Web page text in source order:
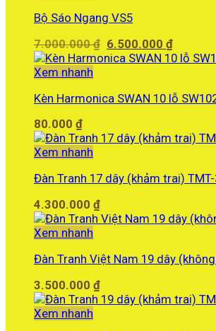
Bộ Sáo Ngang VS5
7.000.000₫ Giá
gốc
6.500.000₫Giá
hiện
Xem nhanh
Kèn Harmonica SWAN 10 lỗ
80.000 ₫
Xem nhanh
Đàn Tranh 17 dây (khảm trai)
4.300.000 ₫
Xem nhanh
Đàn Tranh Việt Nam 19 dây
3.500.000 ₫
Xem nhanh